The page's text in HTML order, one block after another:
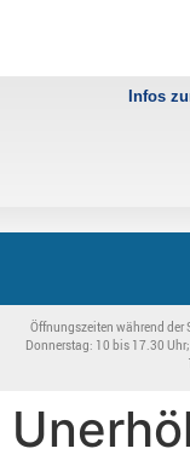
Infos
Öffnungszeiten während
Donnerstag: 10 bis 17.30